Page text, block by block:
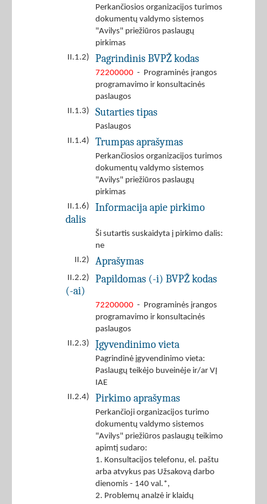
Perkančiosios organizacijos turimos
dokumentų valdymo sistemos
"Avilys" priežiūros paslaugų
pirkimas
II.1.2)
Pagrindinis BVPŽ kodas
72200000 - Programinės įrangos
programavimo ir konsultacinės
paslaugos
II.1.3)
Sutarties tipas
Paslaugos
II.1.4)
Trumpas aprašymas
Perkančiosios organizacijos turimos
dokumentų valdymo sistemos
"Avilys" priežiūros paslaugų
pirkimas
II.1.6)
Informacija apie pirkimo
dalis
Ši sutartis suskaidyta į pirkimo dalis:
ne
II.2)
Aprašymas
II.2.2)
Papildomas (-i) BVPŽ kodas
(-ai)
72200000 - Programinės įrangos
programavimo ir konsultacinės
paslaugos
II.2.3)
Įgyvendinimo vieta
Pagrindinė įgyvendinimo vieta:
Paslaugų teikėjo buveinėje ir/ar VĮ
IAE
II.2.4)
Pirkimo aprašymas
Perkančioji organizacijos turimo
dokumentų valdymo sistemos
"Avilys" priežiūros paslaugų teikimo
apimtį sudaro:
1. Konsultacijos telefonu, el. paštu
arba atvykus pas Užsakovą darbo
dienomis - 140 val.*,
2. Problemų analzė ir klaidų